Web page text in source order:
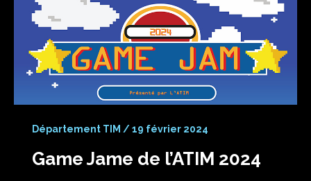
Département TIM /19 février 2024
Game Jame de l’ATIM 2024